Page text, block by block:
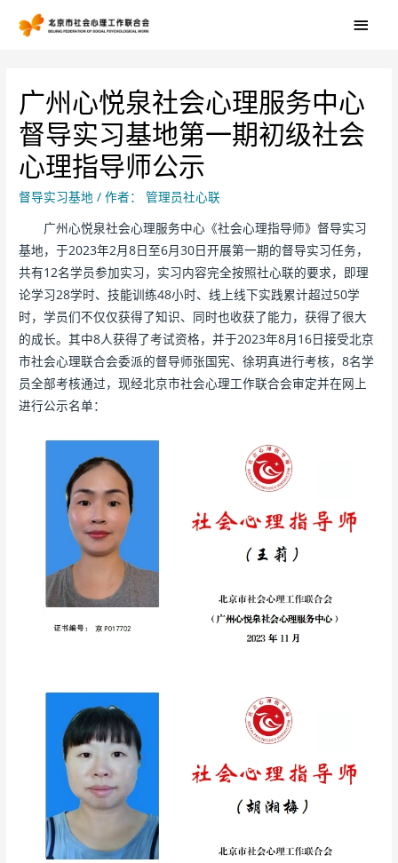
广州心悦泉社会心理服务中心
督导实习基地第一期初级社会
心理指导师公示
督导实习基地 / 作者：
管理员社心联
广州心悦泉社会心理服务中心《社会心理指导师》督导实习
基地，于2023年2月8日至6月30日开展第一期的督导实习任务，
共有12名学员参加实习，实习内容完全按照社心联的要求，即理
论学习28学时、技能训练48小时、线上线下实践累计超过50学
时，学员们不仅仅获得了知识、同时也收获了能力，获得了很大
的成长。其中8人获得了考试资格，并于2023年8月16日接受北京
市社会心理联合会委派的督导师张国宪、徐玥真进行考核，8名学
员全部考核通过，现经北京市社会心理工作联合会审定并在网上
进行公示名单：